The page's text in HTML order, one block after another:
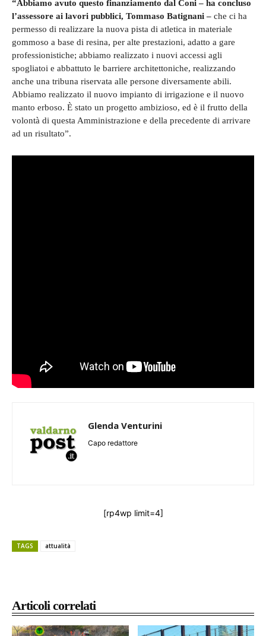
Articoli correlati
“Abbiamo avuto questo finanziamento dal Coni – ha concluso
l’assessore ai lavori pubblici, Tommaso Batignani – che ci ha
permesso di realizzare la nuova pista di atletica in materiale
gommoso a base di resina, per alte prestazioni, adatto a gare
professionistiche; abbiamo realizzato i nuovi accessi agli
spogliatoi e abbattuto le barriere architettoniche, realizzando
anche una tribuna riservata alle persone diversamente abili.
Abbiamo realizzato il nuovo impianto di irrigazione e il nuovo
manto erboso. È stato un progetto ambizioso, ed è il frutto della
volontà di questa Amministrazione e della precedente di arrivare
ad un risultato”.
Glenda Venturini
Capo redattore
[rp4wp limit=4]
TAGS attualità